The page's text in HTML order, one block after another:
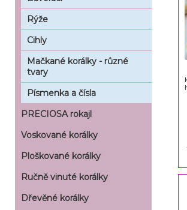
Rýže
Cihly
Mačkané korálky - různé
tvary
Písmenka a čísla
PRECIOSA rokajl
Voskované korálky
Ploškované korálky
Ručně vinuté korálky
Dřevěné korálky